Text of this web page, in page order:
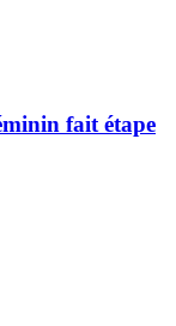
fait étape